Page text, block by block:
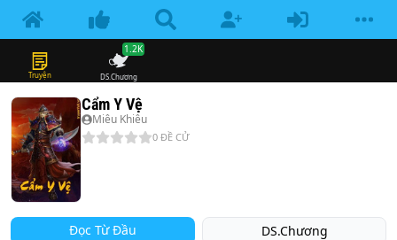
Truyện DS.Chương
1.2K
Cẩm Y Vệ
Miêu Khiêu
0 ĐỀ CỬ
Đọc Từ Đầu DS.Chương